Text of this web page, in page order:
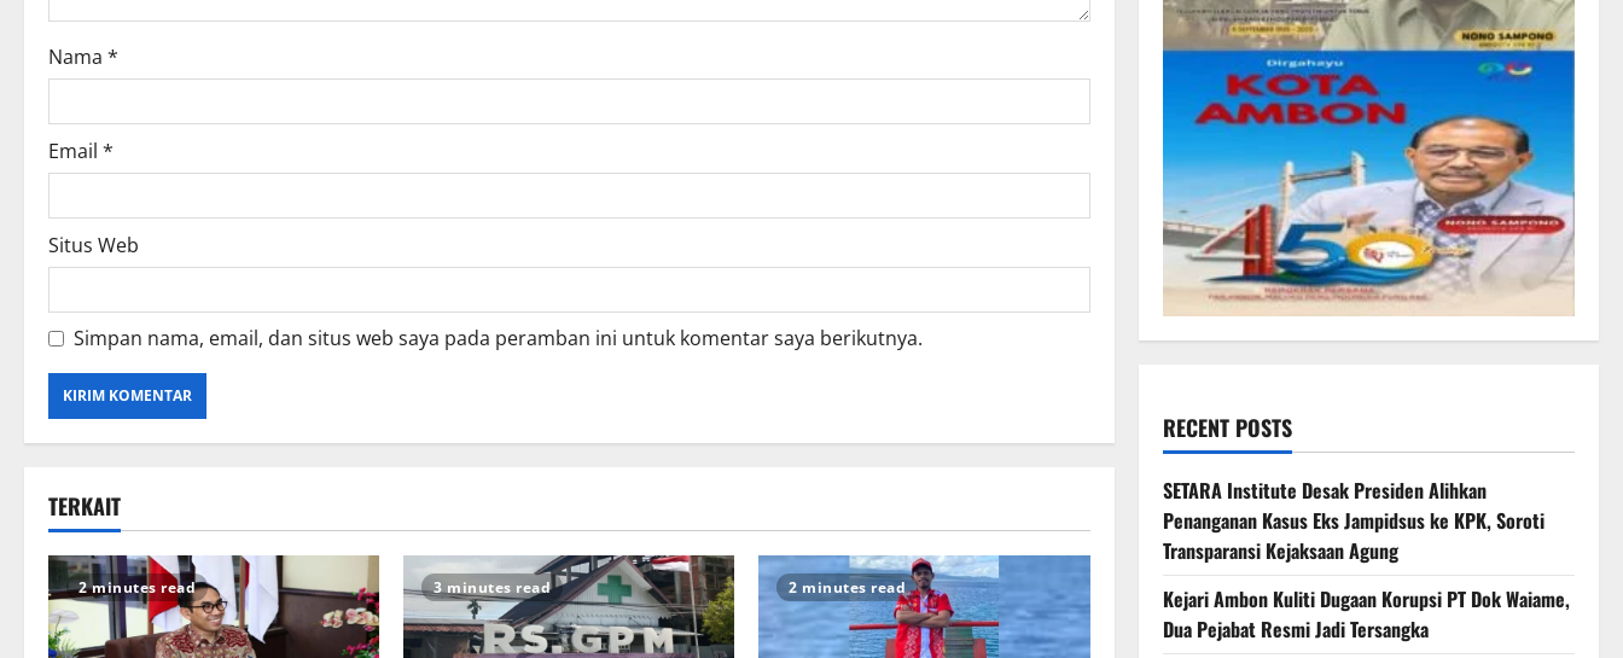
Nama *
Email *
Situs Web
Simpan nama, email, dan situs web saya pada peramban ini untuk komentar saya berikutnya.
TERKAIT
2 minutes read 3 minutes read 2 minutes read
RECENT POSTS
SETARA Institute Desak Presiden Alihkan
Penanganan Kasus Eks Jampidsus ke KPK, Soroti
Transparansi Kejaksaan Agung
Kejari Ambon Kuliti Dugaan Korupsi PT Dok Waiame,
Dua Pejabat Resmi Jadi Tersangka